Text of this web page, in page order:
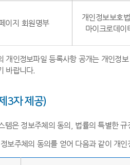
이지 회원명부
개인정보보호
마이크로데이
개인정보파일 등록사항 공개는 개인정
바랍니다.
3자 제공)
템은 정보주체의 동의, 법률의 특별한
보주체의 동의를 얻어 다음과 같이 개